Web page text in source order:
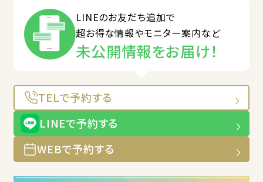
LINEのお友だち追加で
超お得な情報やモニター案内など
未公開情報をお届け！
TELで予約する
LINEで予約する
WEBで予約する